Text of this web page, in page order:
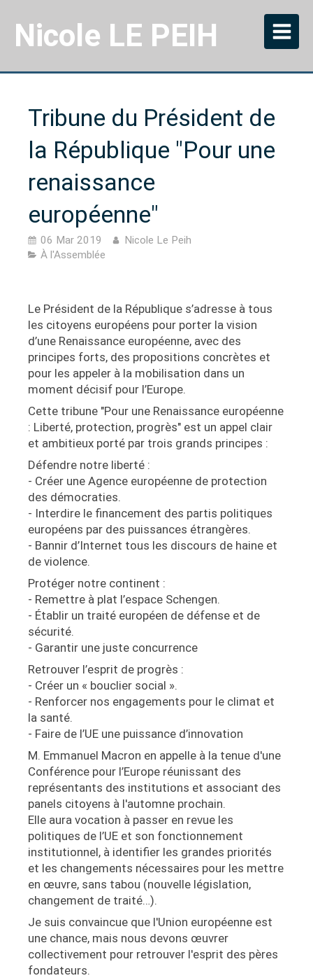
Nicole LE PEIH
Tribune du Président de
la République "Pour une
renaissance
européenne"
06 Mar 2019
Nicole Le Peih
À l'Assemblée
Le Président de la République s’adresse à tous
les citoyens européens pour porter la vision
d’une Renaissance européenne, avec des
principes forts, des propositions concrètes et
pour les appeler à la mobilisation dans un
moment décisif pour l’Europe.
Cette tribune "Pour une Renaissance européenne
: Liberté, protection, progrès" est un appel clair
et ambitieux porté par trois grands principes :
Défendre notre liberté :
- Créer une Agence européenne de protection
des démocraties.
- Interdire le financement des partis politiques
européens par des puissances étrangères.
- Bannir d’Internet tous les discours de haine et
de violence.
Protéger notre continent :
- Remettre à plat l’espace Schengen.
- Établir un traité européen de défense et de
sécurité.
- Garantir une juste concurrence
Retrouver l’esprit de progrès :
- Créer un « bouclier social ».
- Renforcer nos engagements pour le climat et
la santé.
- Faire de l’UE une puissance d’innovation
M. Emmanuel Macron en appelle à la tenue d'une
Conférence pour l’Europe réunissant des
représentants des institutions et associant des
panels citoyens à l'automne prochain.
Elle aura vocation à passer en revue les
politiques de l’UE et son fonctionnement
institutionnel, à identifier les grandes priorités
et les changements nécessaires pour les mettre
en œuvre, sans tabou (nouvelle législation,
changement de traité…).
Je suis convaincue que l'Union européenne est
une chance, mais nous devons œuvrer
collectivement pour retrouver l'esprit des pères
fondateurs.